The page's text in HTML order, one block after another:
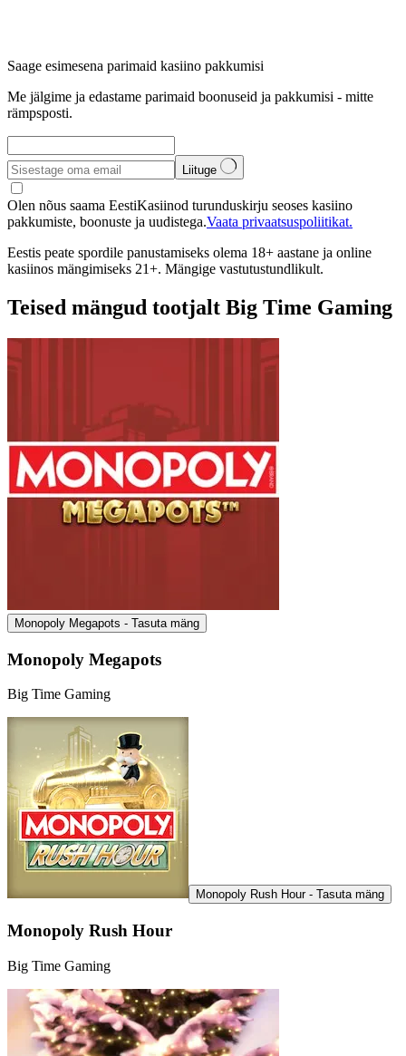
Saage esimesena parimaid kasiino pakkumisi
Me jälgime ja edastame parimaid boonuseid ja pakkumisi - mitte
rämpsposti.
Liituge
Olen nõus saama EestiKasiinod turunduskirju seoses kasiino
pakkumiste, boonuste ja uudistega.Vaata privaatsuspoliitikat.
Eestis peate spordile panustamiseks olema 18+ aastane ja online
kasiinos mängimiseks 21+. Mängige vastutustundlikult.
Teised mängud tootjalt Big Time Gaming
Monopoly Megapots - Tasuta mäng
Monopoly Megapots
Big Time Gaming
Monopoly Rush Hour - Tasuta mäng
Monopoly Rush Hour
Big Time Gaming